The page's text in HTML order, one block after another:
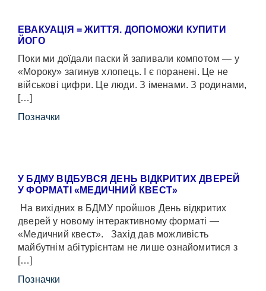
ЕВАКУАЦІЯ = ЖИТТЯ. ДОПОМОЖИ КУПИТИ
ЙОГО
Поки ми доїдали паски й запивали компотом — у
«Мороку» загинув хлопець. І є поранені. Це не
військові цифри. Це люди. З іменами. З родинами,
[…]
Позначки
У БДМУ ВІДБУВСЯ ДЕНЬ ВІДКРИТИХ ДВЕРЕЙ
У ФОРМАТІ «МЕДИЧНИЙ КВЕСТ»
На вихідних в БДМУ пройшов День відкритих
дверей у новому інтерактивному форматі —
«Медичний квест». Захід дав можливість
майбутнім абітурієнтам не лише ознайомитися з
[…]
Позначки